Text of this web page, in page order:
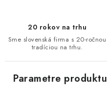
20 rokov na trhu
Sme slovenská firma s 20-ročnou
tradíciou na trhu.
Parametre produktu